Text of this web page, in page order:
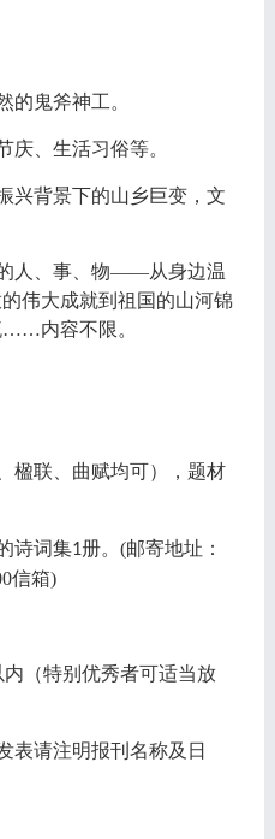
的鬼斧神工。
庆、生活习俗等。
兴背景下的山乡巨变，文
人、事、物——从身边温
伟大成就到祖国的山河锦
……内容不限。
楹联、曲赋均可），题材
诗词集1册。(邮寄地址：
信箱)
内（特别优秀者可适当放
表请注明报刊名称及日